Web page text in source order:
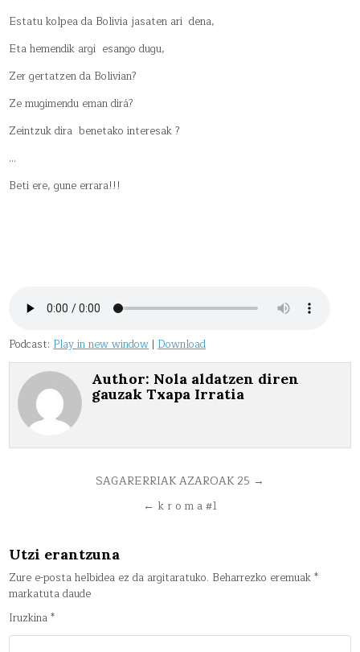
Estatu kolpea da Bolivia jasaten ari dena,
Eta hemendik argi esango dugu,
Zer gertatzen da Bolivian?
Ze mugimendu eman dirá?
Zeintzuk dira benetako interesak ?
…
Beti ere, gune errara!!!
Podcast:Play in new window|Download
Author: Nola aldatzen diren
gauzak Txapa Irratia
BidalketetanSAGARERRIAK AZAROAK 25 →
← k r o m a #1
Utzi erantzuna
Zure e-posta helbidea ez da argitaratuko. Beharrezko eremuak*
markatuta daude
Iruzkina*